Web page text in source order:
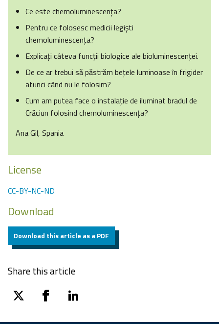
Ce este chemoluminescenţa?
Pentru ce folosesc medicii legişti
chemoluminescenţa?
Explicaţi câteva funcţii biologice ale bioluminescenţei.
De ce ar trebui să păstrăm beţele luminoase în frigider
atunci când nu le folosim?
Cum am putea face o instalaţie de iluminat bradul de
Crăciun folosind chemoluminescenţa?
Ana Gil, Spania
License
CC-BY-NC-ND
Download
Download this article as a PDF
Share this article
twitter facebooklinkedin